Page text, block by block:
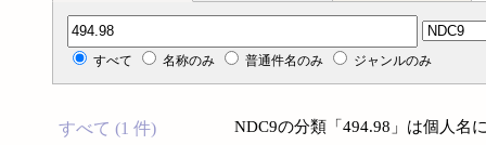
分類記号検索
すべて 名称のみ 普通件名のみ ジャンルのみ
すべて (1 件)
NDC9の分類「494.98」は個人名